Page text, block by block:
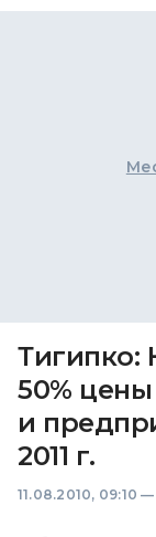
Тигипко:
50%
и
2011 г.
11.08.2010, 09:10 —